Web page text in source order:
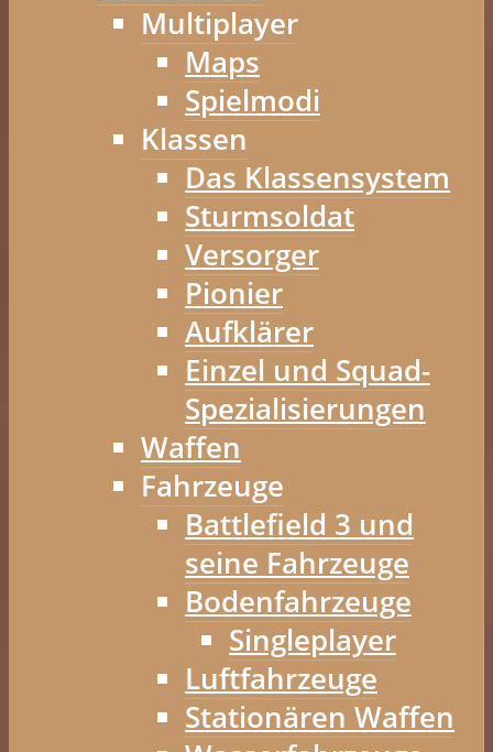
Multiplayer
Maps
Spielmodi
Klassen
Das Klassensystem
Sturmsoldat
Versorger
Pionier
Aufklärer
Einzel und Squad-
Spezialisierungen
Waffen
Fahrzeuge
Battlefield 3 und
seine Fahrzeuge
Bodenfahrzeuge
Singleplayer
Luftfahrzeuge
Stationären Waffen